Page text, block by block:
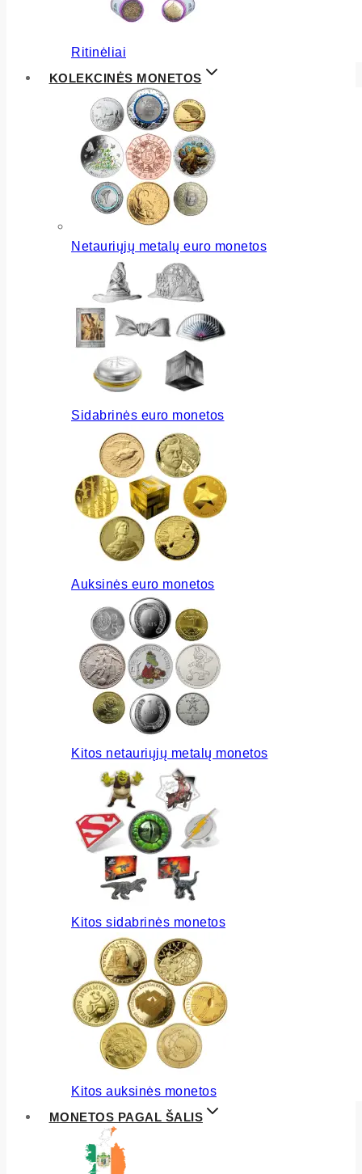
Ritinėliai
KOLEKCINĖS MONETOS
Netauriųjų metalų euro monetos
Sidabrinės euro monetos
Auksinės euro monetos
Kitos netauriųjų metalų monetos
Kitos sidabrinės monetos
Kitos auksinės monetos
MONETOS PAGAL ŠALIS